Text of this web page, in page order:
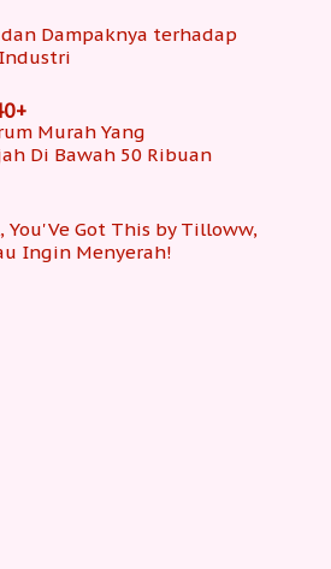
Dampaknya terhadap
Murah Yang
Di Bawah 50 Ribuan
You'Ve Got This by Tilloww,
Ingin Menyerah!